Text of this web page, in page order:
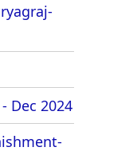
Dec 2024